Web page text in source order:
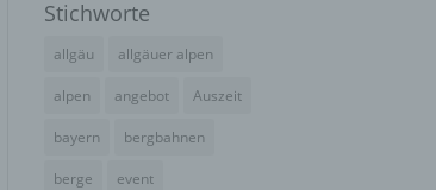
Stichworte
allgäu allgäuer alpen
alpen angebot Auszeit
bayern bergbahnen
berge event